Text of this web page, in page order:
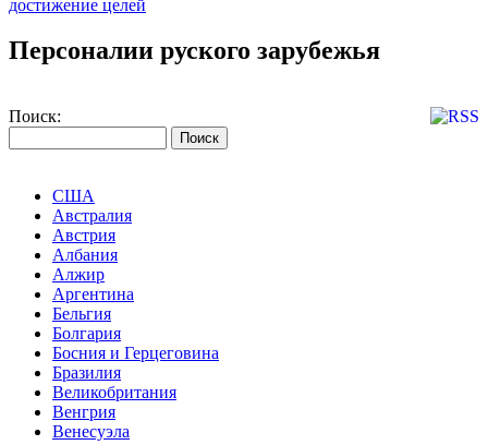
достижение целей
Персоналии руского зарубежья
Поиск:
США
Австралия
Австрия
Албания
Алжир
Аргентина
Бельгия
Болгария
Босния и Герцеговина
Бразилия
Великобритания
Венгрия
Венесуэла